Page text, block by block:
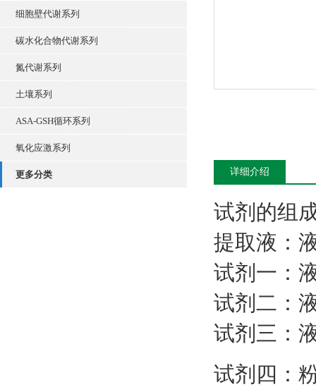
细胞壁代谢系列
碳水化合物代谢系列
氮代谢系列
土壤系列
ASA-GSH循环系列
氧化应激系列
更多分类 详细介绍
试剂的组
提取液：
试剂一：
试剂二：
试剂三：
试剂四：